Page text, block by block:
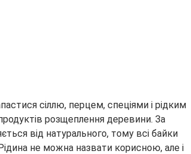
сіллю, перцем, спеціями і рідким
розщеплення деревини. За
від натурального, тому всі байки
не можна назвати корисною, але і